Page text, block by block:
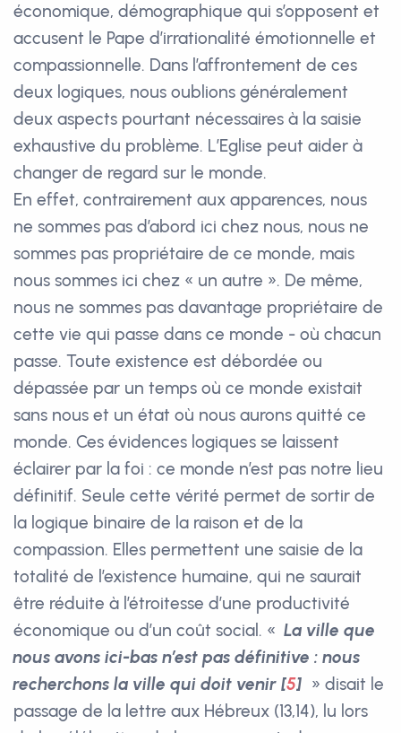
économique, démographique qui s’opposent et
accusent le Pape d’irrationalité émotionnelle et
compassionnelle. Dans l’affrontement de ces
deux logiques, nous oublions généralement
deux aspects pourtant nécessaires à la saisie
exhaustive du problème. L’Eglise peut aider à
changer de regard sur le monde.
En effet, contrairement aux apparences, nous
ne sommes pas d’abord ici chez nous, nous ne
sommes pas propriétaire de ce monde, mais
nous sommes ici chez « un autre ». De même,
nous ne sommes pas davantage propriétaire de
cette vie qui passe dans ce monde - où chacun
passe. Toute existence est débordée ou
dépassée par un temps où ce monde existait
sans nous et un état où nous aurons quitté ce
monde. Ces évidences logiques se laissent
éclairer par la foi : ce monde n’est pas notre lieu
définitif. Seule cette vérité permet de sortir de
la logique binaire de la raison et de la
compassion. Elles permettent une saisie de la
totalité de l’existence humaine, qui ne saurait
être réduite à l’étroitesse d’une productivité
économique ou d’un coût social. « La ville que
nous avons ici-bas n’est pas définitive : nous
recherchons la ville qui doit venir [5] » disait le
passage de la lettre aux Hébreux (13,14), lu lors